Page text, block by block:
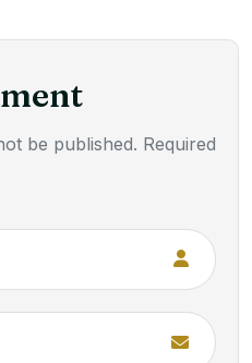
be published. Required